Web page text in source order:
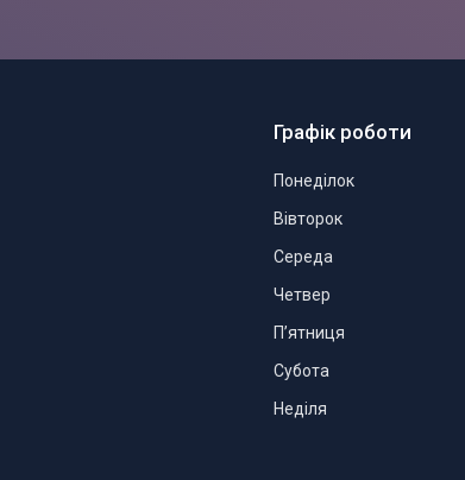
Графік роботи
Понеділок
Вівторок
Середа
Четвер
Пʼятниця
Субота
Неділя